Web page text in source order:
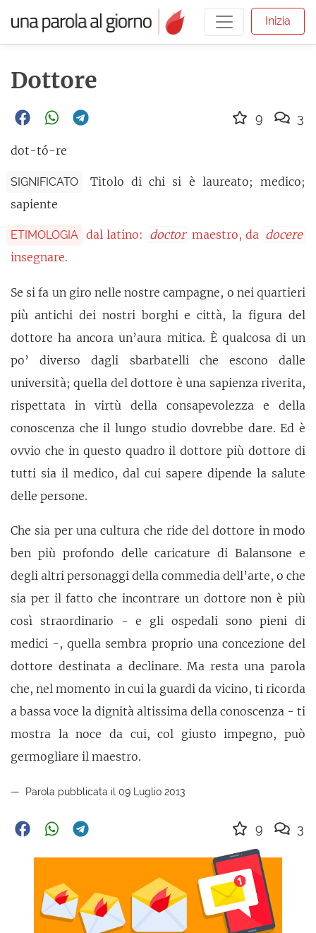
Inizia
Dottore
dot-tó-re
SIGNIFICATO
Titolo di chi si è laureato; medico;
sapiente
ETIMOLOGIA dal latino: doctor maestro, da docere
insegnare.
Se si fa un giro nelle nostre campagne, o nei quartieri
più antichi dei nostri borghi e città, la figura del
dottore ha ancora un’aura mitica. È qualcosa di un
po’ diverso dagli sbarbatelli che escono dalle
università; quella del dottore è una sapienza riverita,
rispettata in virtù della consapevolezza e della
conoscenza che il lungo studio dovrebbe dare. Ed è
ovvio che in questo quadro il dottore più dottore di
tutti sia il medico, dal cui sapere dipende la salute
delle persone.
Che sia per una cultura che ride del dottore in modo
ben più profondo delle caricature di Balansone e
degli altri personaggi della commedia dell’arte, o che
sia per il fatto che incontrare un dottore non è più
così straordinario - e gli ospedali sono pieni di
medici -, quella sembra proprio una concezione del
dottore destinata a declinare. Ma resta una parola
che, nel momento in cui la guardi da vicino, ti ricorda
a bassa voce la dignità altissima della conoscenza - ti
mostra la noce da cui, col giusto impegno, può
germogliare il maestro.
Parola pubblicata il 09 Luglio 2013
9 3
9 3